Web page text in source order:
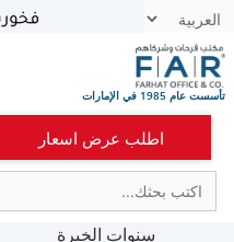
انتقل
المحتوى
اطلب عرض اسعار
سنوات الخبرة